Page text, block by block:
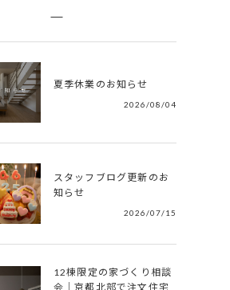
夏季休業のお知らせ
2026/08/04
スタッフブログ更新のお
知らせ
2026/07/15
12棟限定の家づくり相談
会｜京都北部で注文住宅